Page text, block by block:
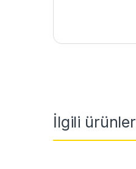
İlgili ürünler